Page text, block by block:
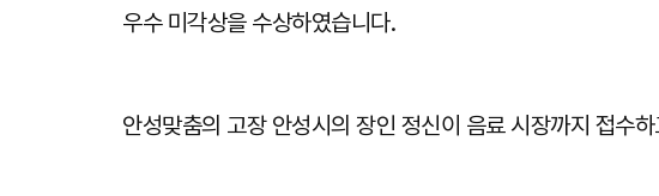
우수 미각상을 수상하였습니다.
안성맞춤의 고장 안성시의 장인 정신이 음료 시장까지 접수